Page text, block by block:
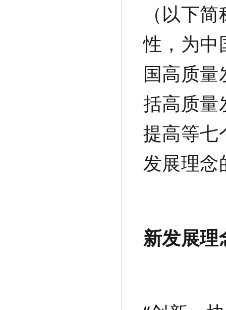
（以下
性，为中
国高质
括高质量
提高等七
发展理念
新发展理